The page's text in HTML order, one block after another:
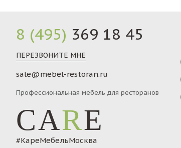
8 (495) 369 18 45
ПЕРЕЗВОНИТЕ МНЕ
sale@mebel-restoran.ru
Профессиональная мебель для ресторанов
CARE
#КареМебельМосква